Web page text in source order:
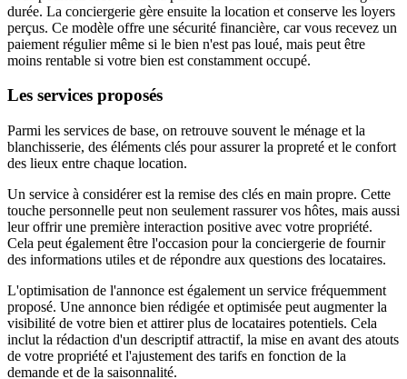
durée. La conciergerie gère ensuite la location et conserve les loyers
perçus. Ce modèle offre une sécurité financière, car vous recevez un
paiement régulier même si le bien n'est pas loué, mais peut être
moins rentable si votre bien est constamment occupé.
Les services proposés
Parmi les services de base, on retrouve souvent le ménage et la
blanchisserie, des éléments clés pour assurer la propreté et le confort
des lieux entre chaque location.
Un service à considérer est la remise des clés en main propre. Cette
touche personnelle peut non seulement rassurer vos hôtes, mais aussi
leur offrir une première interaction positive avec votre propriété.
Cela peut également être l'occasion pour la conciergerie de fournir
des informations utiles et de répondre aux questions des locataires.
L'optimisation de l'annonce est également un service fréquemment
proposé. Une annonce bien rédigée et optimisée peut augmenter la
visibilité de votre bien et attirer plus de locataires potentiels. Cela
inclut la rédaction d'un descriptif attractif, la mise en avant des atouts
de votre propriété et l'ajustement des tarifs en fonction de la
demande et de la saisonnalité.